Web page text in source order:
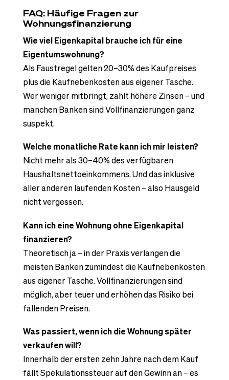
FAQ: Häufige Fragen zur
Wohnungsfinanzierung
Wie viel Eigenkapital brauche ich für eine
Eigentumswohnung?
Als Faustregel gelten 20–30% des Kaufpreises
plus die Kaufnebenkosten aus eigener Tasche.
Wer weniger mitbringt, zahlt höhere Zinsen – und
manchen Banken sind Vollfinanzierungen ganz
suspekt.
Welche monatliche Rate kann ich mir leisten?
Nicht mehr als 30–40% des verfügbaren
Haushaltsnettoeinkommens. Und das inklusive
aller anderen laufenden Kosten – also Hausgeld
nicht vergessen.
Kann ich eine Wohnung ohne Eigenkapital
finanzieren?
Theoretisch ja – in der Praxis verlangen die
meisten Banken zumindest die Kaufnebenkosten
aus eigener Tasche. Vollfinanzierungen sind
möglich, aber teuer und erhöhen das Risiko bei
fallenden Preisen.
Was passiert, wenn ich die Wohnung später
verkaufen will?
Innerhalb der ersten zehn Jahre nach dem Kauf
fällt Spekulationssteuer auf den Gewinn an – es